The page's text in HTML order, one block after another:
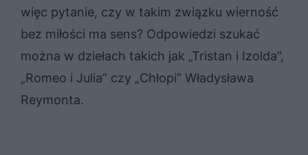
więc pytanie, czy w takim związku wierność
bez miłości ma sens? Odpowiedzi szukać
można w dziełach takich jak „Tristan i Izolda”,
„Romeo i Julia” czy „Chłopi” Władysława
Reymonta.